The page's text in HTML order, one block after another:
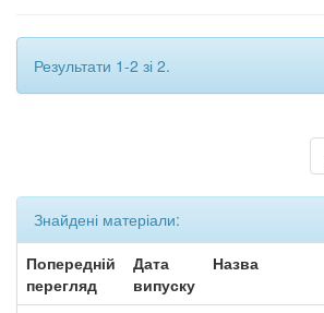
Результати 1-2 зі 2.
Знайдені матеріали:
Попередній
перегляд
Дата
випуску
Назва